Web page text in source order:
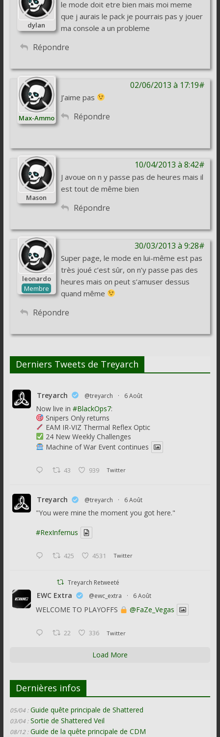
dylan
le mode doit etre bien mais moi meme
que j aurais le pack je pourrais pas y jouer
ma console a un probleme
Répondre
02/06/2013 à 17:19#
Max-Ammo
J’aime pas
Répondre
10/04/2013 à 8:42#
Mason
J avoue on n y passe pas de heures mais il
est tout de même bien
Répondre
30/03/2013 à 9:28#
leonardo
Membre
Super page, le mode en lui-même est pas
très joué c’est sûr, on n’y passe pas des
heures mais on peut s’amuser dessus
quand même
Répondre
Derniers Tweets de Treyarch
Treyarch @treyarch · 6 Août
Now live in #BlackOps7:
Snipers Only returns
EAM IR-VIZ Thermal Reflex Optic
24 New Weekly Challenges
Machine of War Event continues
43 939 Twitter
Treyarch @treyarch · 6 Août
"You were mine the moment you got here."
#RexInfernus
425 4531 Twitter
Treyarch Retweeté
EWC Extra @ewc_extra · 6 Août
WELCOME TO PLAYOFFS @FaZe_Vegas
22 336 Twitter
Load More
Dernières infos
05/04 : Guide quête principale de Shattered
03/04 : Sortie de Shattered Veil
08/12 : Guide de la quête principale de CDM